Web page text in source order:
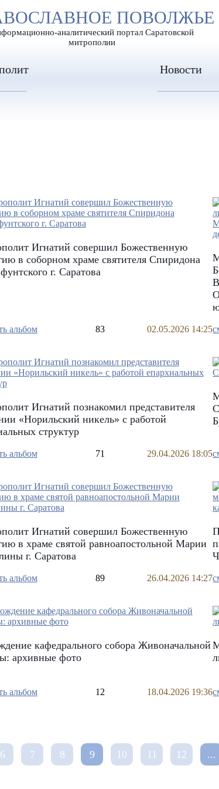
А А А ПОВОЛЖЬЕ
аналитический портал Саратовской
митрополии
Новости
Игнатий совершил Божественную
в соборном храме святителя Спиридона
г. Саратова
альбом 83 02.05.2026 14:25
Игнатий познакомил представителя
«Норильский никель» с работой
структур
альбом 71 29.04.2026 18:05
Игнатий совершил Божественную
в храме святой равноапостольной Марии
г. Саратова
альбом 89 26.04.2026 14:27
кафедрального собора Живоначальной
архивные фото
альбом 12 18.04.2026 19:36
6 7 8 9 10 11 12 ...